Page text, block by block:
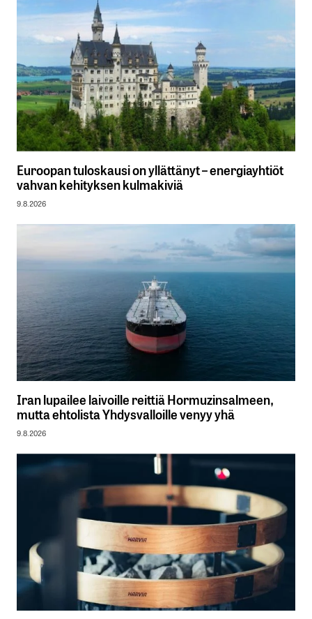
Euroopan tuloskausi on yllättänyt – energiayhtiöt
vahvan kehityksen kulmakiviä
9.8.2026
Iran lupailee laivoille reittiä Hormuzinsalmeen,
mutta ehtolista Yhdysvalloille venyy yhä
9.8.2026